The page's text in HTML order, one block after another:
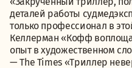
деталей работы
только профессионал в
Келлерман «Кофф
опыт в художественном
— The Times «Триллер